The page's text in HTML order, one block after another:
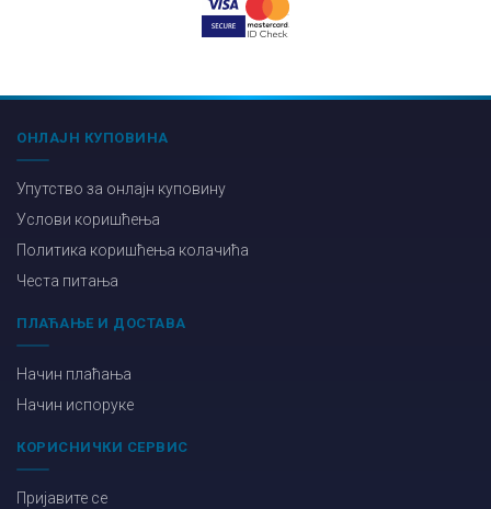
ОНЛАЈН КУПОВИНА
Упутство за онлајн куповину
Услови коришћења
Политика коришћења колачића
Честа питања
ПЛАЋАЊЕ И ДОСТАВА
Начин плаћања
Начин испоруке
КОРИСНИЧКИ СЕРВИС
Пријавите се